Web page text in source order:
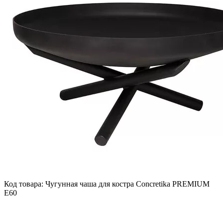
Код товара: Чугунная чаша для костра Concretika PREMIUM
E60